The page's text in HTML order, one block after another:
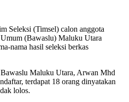
Seleksi (Timsel) calon anggota
(Bawaslu) Maluku Utara
nama hasil seleksi berkas
Maluku Utara, Arwan Mhd
terdapat 18 orang dinyatakan
lolos.